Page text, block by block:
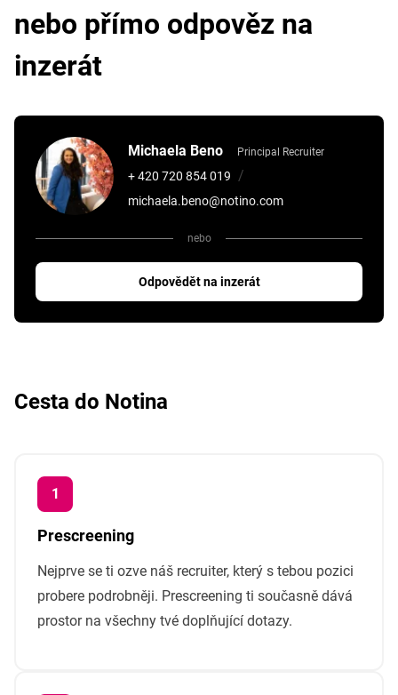
nebo přímo odpověz na
inzerát
Michaela Beno Principal Recruiter
+ 420 720 854 019 /
michaela.beno@notino.com
nebo
Odpovědět na inzerát
Cesta do Notina
Prescreening
Nejprve se ti ozve náš recruiter, který s tebou pozici
probere podrobněji. Prescreening ti současně dává
prostor na všechny tvé doplňující dotazy.